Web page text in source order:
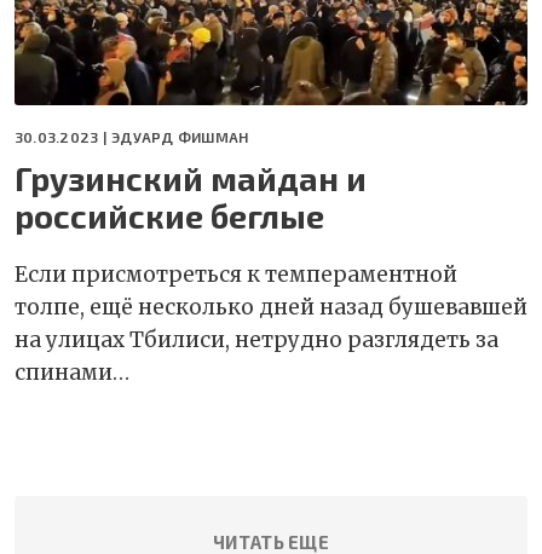
30.03.2023 |ЭДУАРД ФИШМАН
Грузинский майдан и
российские беглые
Если присмотреться к темпераментной
толпе, ещё несколько дней назад бушевавшей
на улицах Тбилиси, нетрудно разглядеть за
спинами…
ЧИТАТЬ ЕЩЕ